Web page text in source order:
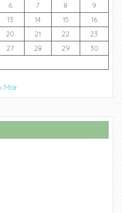
6 7 8
9
13 14 15
16
20 21 22
23
27 28 29
30
Mar